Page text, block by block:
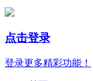
点击登录
登录更多精彩功能！